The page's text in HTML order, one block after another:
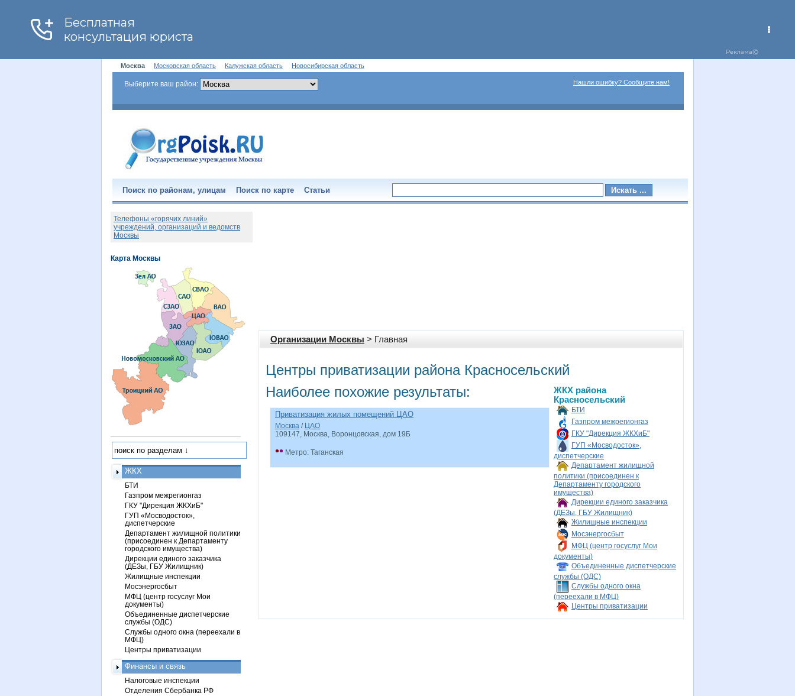
Москва Московская область Калужская область Новосибирская область
Выберите ваш район: Нашли ошибку? Сообщите нам!
Поиск по районам, улицам Поиск по карте Статьи
Организации Москвы > Главная
Центры приватизации района Красносельский
Наиболее похожие результаты:
Приватизация жилых помещений ЦАО
Москва / ЦАО
109147, Москва, Воронцовская, дом 19Б
•• Метро: Таганская
ЖКХ района
Красносельский
БТИ
Газпром межрегионгаз
ГКУ "Дирекция ЖКХиБ"
ГУП «Мосводосток»,
диспетчерские
Департамент жилищной
политики (присоединен к
Департаменту городского
имущества)
Дирекции единого заказчика
(ДЕЗы, ГБУ Жилищник)
Жилищные инспекции
Мосэнергосбыт
МФЦ (центр госуслуг Мои
документы)
Объединенные диспетчерские
службы (ОДС)
Службы одного окна
(переехали в МФЦ)
Центры приватизации
Телефоны «горячих линий»
учреждений, организаций и ведомств
Москвы
ЖКХ
БТИ
Газпром межрегионгаз
ГКУ "Дирекция ЖКХиБ"
ГУП «Мосводосток»,
диспетчерские
Департамент жилищной политики
(присоединен к Департаменту
городского имущества)
Дирекции единого заказчика
(ДЕЗы, ГБУ Жилищник)
Жилищные инспекции
Мосэнергосбыт
МФЦ (центр госуслуг Мои
документы)
Объединенные диспетчерские
службы (ОДС)
Службы одного окна (переехали в
МФЦ)
Центры приватизации
Финансы и связь
Налоговые инспекции
Отделения Сбербанка РФ